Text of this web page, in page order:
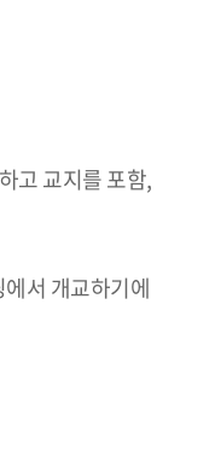
고 교지를 포함,
서 개교하기에